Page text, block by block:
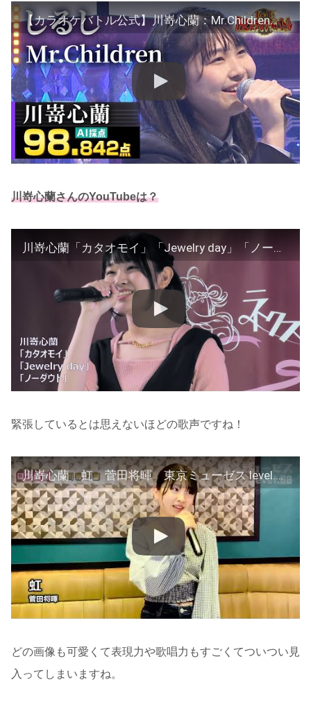
【カラオケバトル公式】川嵜心蘭：Mr.Children「し
川嵜心蘭さんのYouTubeは？
川嵜心蘭「カタオモイ」「Jewelry day」「ノーダウ
緊張しているとは思えないほどの歌声ですね！
川嵜心蘭 虹 菅田将暉 東京ミューゼス level.08
どの画像も可愛くて表現力や歌唱力もすごくてついつい見
入ってしまいますね。